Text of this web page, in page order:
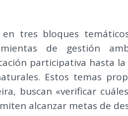
tres bloques
de gestión
participativa hasta
Estos temas
buscan «verificar
alcanzar metas de